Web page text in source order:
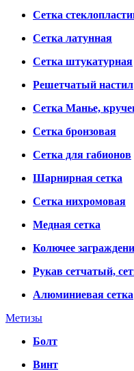
Сетка
Сетка латунная
Сетка штукатурная
Решетчатый настил
Сетка Манье,
Сетка бронзовая
Сетка для габионов
Шарнирная сетка
Сетка нихромовая
Медная сетка
Колючее
Рукав сетчатый,
Алюминиевая сетка
Метизы
Болт
Винт